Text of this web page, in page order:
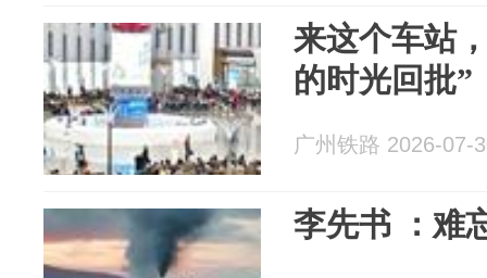
来这个车站
的时光回批”
广州铁路 2026-07-
李先书 ：难